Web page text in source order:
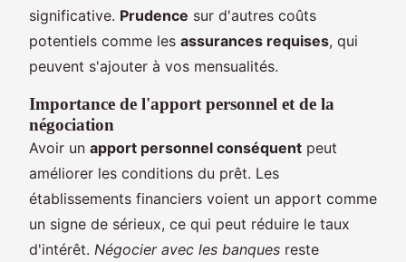
significative. Prudence sur d'autres coûts
potentiels comme les assurances requises, qui
peuvent s'ajouter à vos mensualités.
Importance de l'apport personnel et de la
négociation
Avoir un apport personnel conséquent peut
améliorer les conditions du prêt. Les
établissements financiers voient un apport comme
un signe de sérieux, ce qui peut réduire le taux
d'intérêt. Négocier avec les banques reste